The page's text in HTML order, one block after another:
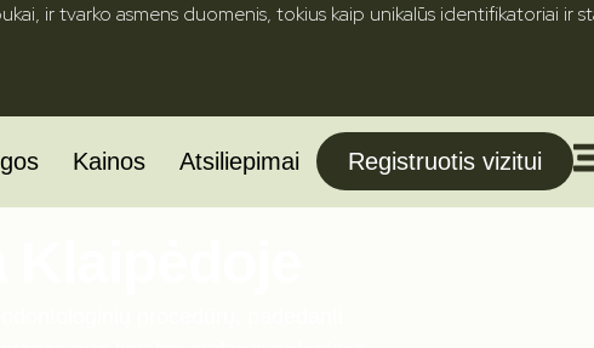
ir tvarko asmens duomenis, tokius kaip unikalūs identifikatoriai ir
Kainos Atsiliepimai Registruotis vizitui